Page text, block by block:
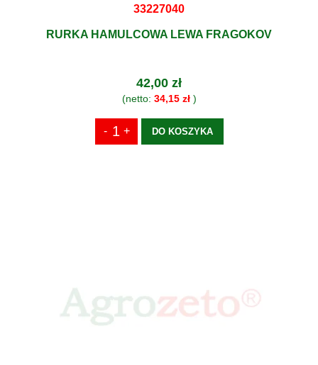
33227040
RURKA HAMULCOWA LEWA FRAGOKOV
42,00 zł
(netto: 34,15 zł)
DO KOSZYKA